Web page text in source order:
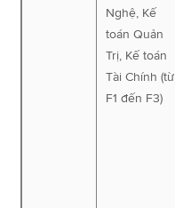
Nghệ, Kế
toán Quản
Trị, Kế toán
Tài Chính (từ
F1 đến F3)